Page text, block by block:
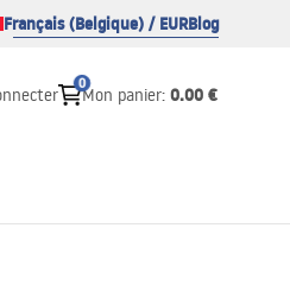
Français (Belgique) / EURBlog
0
Mon panier: 0.00 €